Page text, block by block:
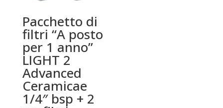
Pacchetto di
filtri “A posto
per 1 anno”
LIGHT 2
Advanced
Ceramicae
1/4″ bsp + 2